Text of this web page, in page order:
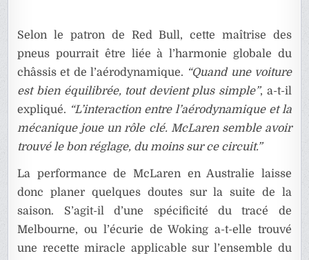
Selon le patron de Red Bull, cette maîtrise des
pneus pourrait être liée à l’harmonie globale du
châssis et de l’aérodynamique. “Quand une voiture
est bien équilibrée, tout devient plus simple”, a-t-il
expliqué. “L’interaction entre l’aérodynamique et la
mécanique joue un rôle clé. McLaren semble avoir
trouvé le bon réglage, du moins sur ce circuit.”
La performance de McLaren en Australie laisse
donc planer quelques doutes sur la suite de la
saison. S’agit-il d’une spécificité du tracé de
Melbourne, ou l’écurie de Woking a-t-elle trouvé
une recette miracle applicable sur l’ensemble du